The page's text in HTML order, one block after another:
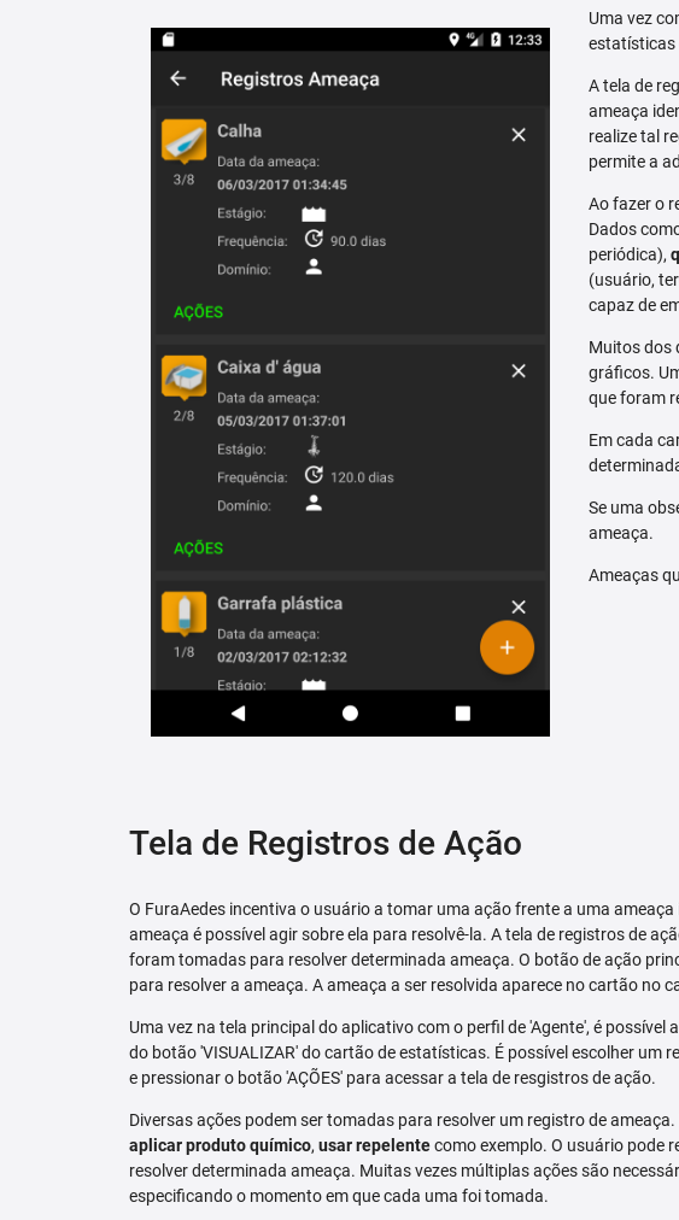
Uma vez
estatísticas
A tela de
ameaça
realize tal
permite a
Ao fazer o
Dados
periódica),
(usuário,
capaz de
Muitos dos
gráficos.
que foram
Em cada
Se uma
ameaça.
Ameaças
Tela de Registros de Ação
O FuraAedes incentiva o usuário a tomar uma ação frente a uma
ameaça é possível agir sobre ela para resolvê-la. A tela de registros de
foram tomadas para resolver determinada ameaça. O botão de ação
para resolver a ameaça. A ameaça a ser resolvida aparece no cartão no
Uma vez na tela principal do aplicativo com o perfil de 'Agente', é
do botão 'VISUALIZAR' do cartão de estatísticas. É possível escolher um
e pressionar o botão 'AÇÕES' para acessar a tela de resgistros de ação.
Diversas ações podem ser tomadas para resolver um registro de
aplicar produto químico, usar repelentecomo exemplo. O usuário pode
resolver determinada ameaça. Muitas vezes múltiplas ações são
especificando o momento em que cada uma foi tomada.